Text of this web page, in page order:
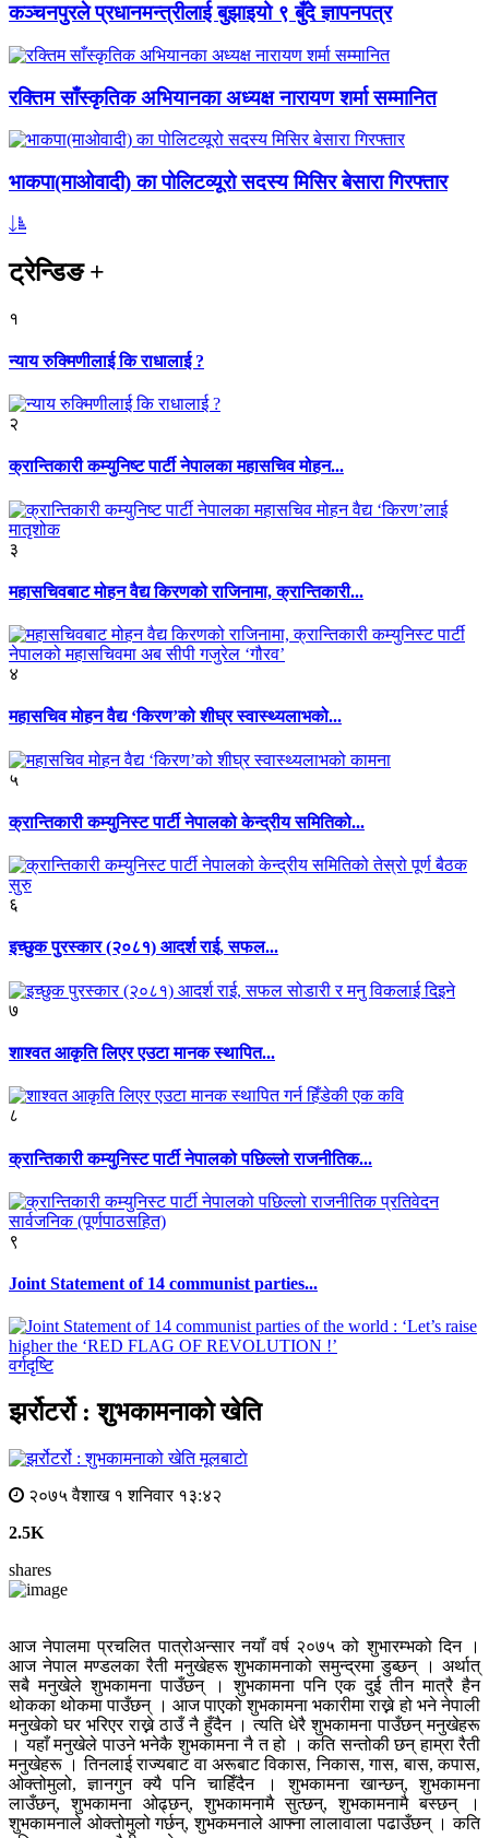
कञ्चनपुरले प्रधानमन्त्रीलाई बुझाइयो ९ बुँदे ज्ञापनपत्र
रक्तिम साँस्कृतिक अभियानका अध्यक्ष नारायण शर्मा सम्मानित
भाकपा(माओवादी) का पोलिटव्यूरो सदस्य मिसिर बेसारा गिरफ्तार
ट्रेन्डिङ+
१
न्याय रुक्मिणीलाई कि राधालाई ?
२
क्रान्तिकारी कम्युनिष्ट पार्टी नेपालका महासचिव मोहन...
३
महासचिवबाट मोहन वैद्य किरणको राजिनामा, क्रान्तिकारी...
४
महासचिव मोहन वैद्य ‘किरण’को शीघ्र स्वास्थ्यलाभको...
५
क्रान्तिकारी कम्युनिस्ट पार्टी नेपालको केन्द्रीय समितिको...
६
इच्छुक पुरस्कार (२०८१) आदर्श राई, सफल...
७
शाश्वत आकृति लिएर एउटा मानक स्थापित...
८
क्रान्तिकारी कम्युनिस्ट पार्टी नेपालको पछिल्लो राजनीतिक...
९
Joint Statement of 14 communist parties...
वर्गदृष्टि
झर्रोटर्रो : शुभकामनाको खेति
मूलबाटाे
२०७५ वैशाख १ शनिवार १३:४२
2.5K
shares
आज नेपालमा प्रचलित पात्रोअन्सार नयाँ वर्ष २०७५ को शुभारम्भको दिन ।
आज नेपाल मण्डलका रैती मनुखेहरू शुभकामनाको समुन्द्रमा डुब्छन् । अर्थात्
सबै मनुखेले शुभकामना पाउँछन् । शुभकामना पनि एक दुई तीन मात्रै हैन
थोकका थोकमा पाउँछन् । आज पाएको शुभकामना भकारीमा राख्ने हो भने नेपाली
मनुखेको घर भरिएर राख्ने ठाउँ नै हुँदैन । त्यति धेरै शुभकामना पाउँछन् मनुखेहरू
। यहाँ मनुखेले पाउने भनेकै शुभकामना नै त हो । कति सन्तोकी छन् हाम्रा रैती
मनुखेहरू । तिनलाई राज्यबाट वा अरूबाट विकास, निकास, गास, बास, कपास,
ओक्तोमुलो, ज्ञानगुन क्यै पनि चाहिँदैन । शुभकामना खान्छन्, शुभकामना
लाउँछन्, शुभकामना ओढ्छन्, शुभकामनामै सुत्छन्, शुभकामनामै बस्छन् ।
शुभकामनाले ओक्तोमुलो गर्छन्, शुभकमनाले आफ्ना लालावाला पढाउँछन् । कति